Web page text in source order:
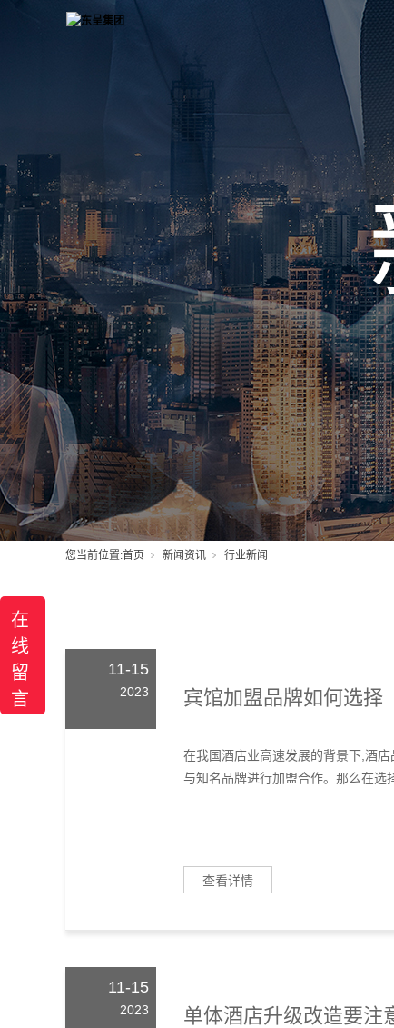
您当前位置:首页 新闻资讯 行业新闻
11-15
2023 宾馆加盟品牌如何选择
在我国酒店业高速发展的背景下,酒
与知名品牌进行加盟合作。那么在选
查看详情
11-15
2023 单体酒店升级改造要注
在
线
留
言